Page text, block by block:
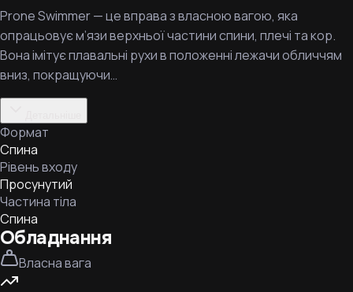
Prone Swimmer — це вправа з власною вагою, яка
опрацьовує м’язи верхньої частини спини, плечі та кор.
Вона імітує плавальні рухи в положенні лежачи обличчям
вниз, покращуючи…
Формат
Спина
Рівень входу
Просунутий
Частина тіла
Спина
Обладнання
Власна вага